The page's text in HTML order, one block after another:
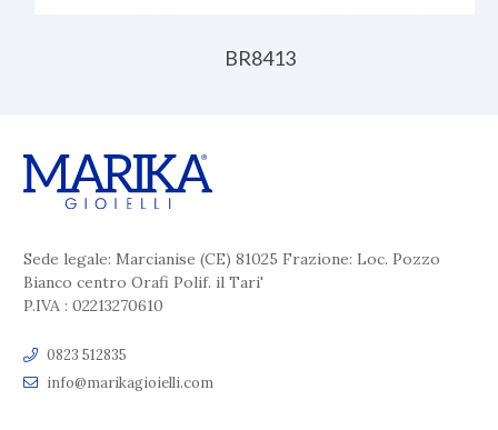
BR8413
Sede legale: Marcianise (CE) 81025 Frazione: Loc. Pozzo
Bianco centro Orafi Polif. il Tari'
P.IVA : 02213270610
0823 512835
info@marikagioielli.com